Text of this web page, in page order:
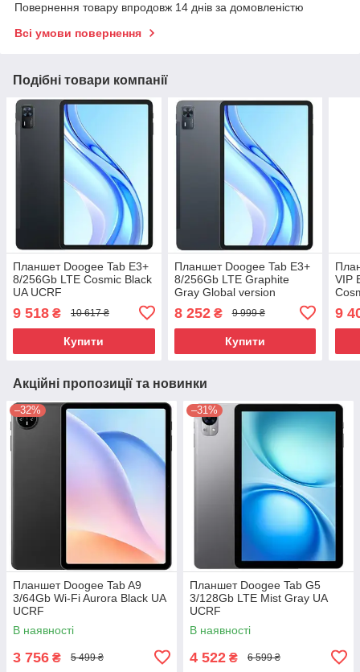
Повернення товару впродовж 14 днів за домовленістю
Всі умови повернення
Подібні товари компанії
Планшет Doogee Tab E3+
8/256Gb LTE Cosmic Black
UA UCRF
9 518 ₴ 10 617 ₴
Купити
Планшет Doogee Tab E3+
8/256Gb LTE Graphite
Gray Global version
8 252₴ 9 999 ₴
Купити
VIP
9
Акційні пропозиції та новинки
–32%
Планшет Doogee Tab A9
3/64Gb Wi-Fi Aurora Black UA
UCRF
В наявності
3 756 ₴ 5 499 ₴
–31%
Планшет Doogee Tab G5
3/128Gb LTE Mist Gray UA
UCRF
В наявності
4 522 ₴ 6 599 ₴